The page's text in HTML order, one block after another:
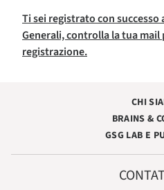
Ti sei registrato con
Generali, controlla la tua mail
registrazione.
CHI
BRAINS &
GSG LAB E